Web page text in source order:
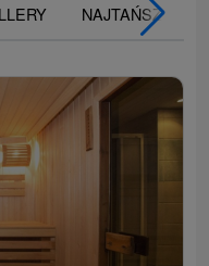
NAJTAŃSZE